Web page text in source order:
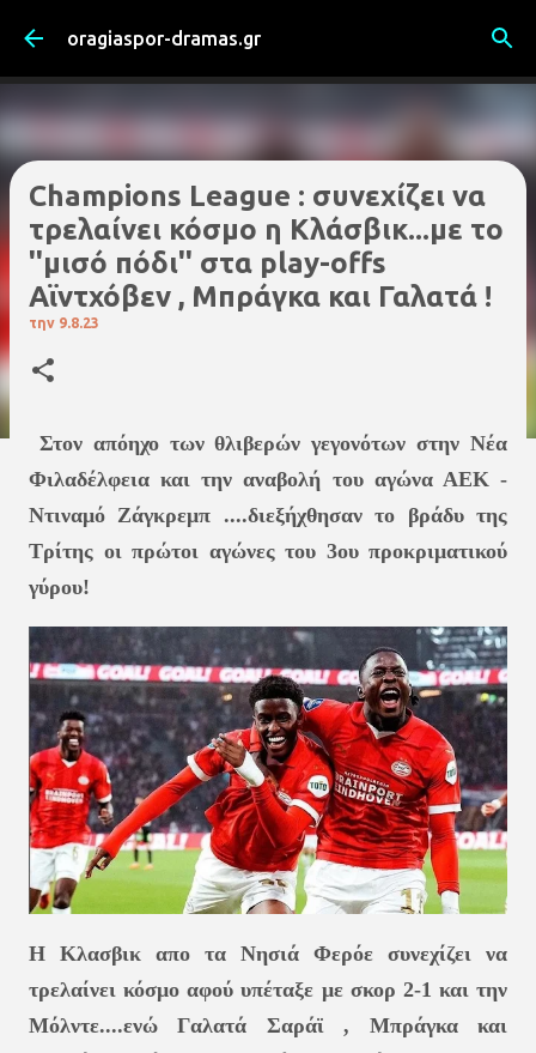
Μετάβαση στο κύριο περιεχόμενο
oragiaspor-dramas.gr
Champions League : συνεχίζει να
τρελαίνει κόσμο η Κλάσβικ...με το
''μισό πόδι'' στα play-offs
Αϊντχόβεν , Μπράγκα και Γαλατά !
την 9.8.23
Στον απόηχο των θλιβερών γεγονότων στην Νέα
Φιλαδέλφεια και την αναβολή του αγώνα ΑΕΚ -
Ντιναμό Ζάγκρεμπ ....διεξήχθησαν το βράδυ της
Τρίτης οι πρώτοι αγώνες του 3ου προκριματικού
γύρου!
Η Κλασβικ απο τα Νησιά Φερόε συνεχίζει να
τρελαίνει κόσμο αφού υπέταξε με σκορ 2-1 και την
Μόλντε....ενώ Γαλατά Σαράϊ , Μπράγκα και